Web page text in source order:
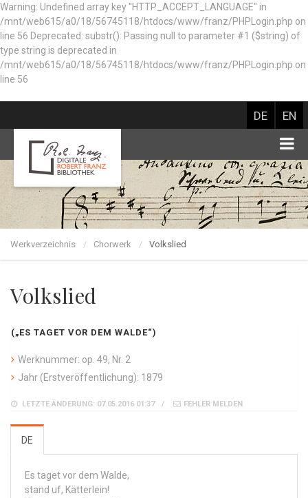
Warning: Undefined array key "HTTP_ACCEPT_LANGUAGE" in
/mnt/web615/a0/18/56745118/htdocs/www/franz/PHPLogin.php on
line 56 Deprecated: substr(): Passing null to parameter #1 ($string) of
type string is deprecated in
/mnt/web615/a0/18/56745118/htdocs/www/franz/PHPLogin.php on
line 56
DE EN
Werkverzeichnis Chorwerk Volkslied
Volkslied
(„ES TAGET VOR DEM WALDE“)
Werknummer: op. 49, Nr. 2
Jahr (Erstveröffentlichung): 1879
LETZTE ÄNDERUNG: 07.05.2016 01:37 FEHLER MELDEN
DE
Es taget vor dem Walde,
stand uf, Kätterlein!